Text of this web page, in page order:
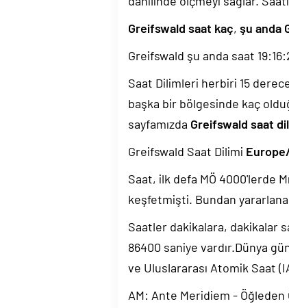
Greifswald saat kaç, şu anda
Greifswald şu anda saat
Saat Dilimleri herbiri 15
başka bir bölgesinde kaç
sayfamızda Greifswald saat
Greifswald Saat Dilimi
Saat, ilk defa MÖ 4000'lerde
keşfetmişti. Bundan
Saatler dakikalara, dakikalar
86400 saniye vardır.Dünya
ve Uluslararası Atomik Saat
AM: Ante Meridiem - Öğleden